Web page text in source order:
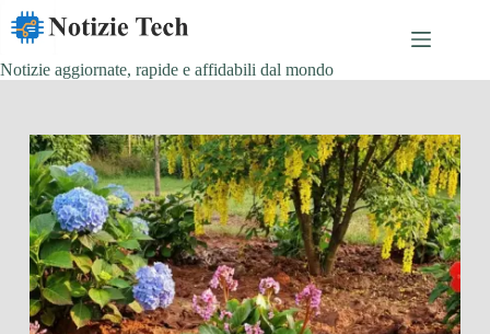
Salta
contenuto
Notizie aggiornate, rapide e affidabili dal mondo